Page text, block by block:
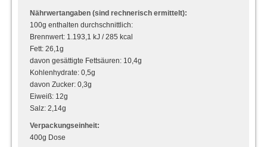
Nährwertangaben (sind rechnerisch ermittelt):
100g enthalten durchschnittlich:
Brennwert: 1.193,1 kJ / 285 kcal
Fett: 26,1g
davon gesättigte Fettsäuren: 10,4g
Kohlenhydrate: 0,5g
davon Zucker: 0,3g
Eiweiß: 12g
Salz: 2,14g
Verpackungseinheit:
400g Dose